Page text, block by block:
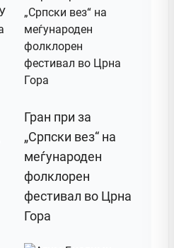
Гран при за
„Српски вез“ на
меѓународен
фолклорен
фестивал во Црна
Гора